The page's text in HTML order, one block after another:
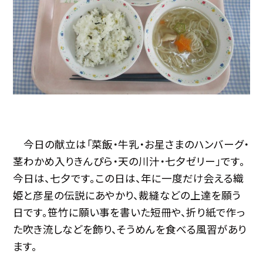
今日の献立は「菜飯・牛乳・お星さまのハンバーグ・
茎わかめ入りきんぴら・天の川汁・七夕ゼリー」です。
今日は、七夕です。この日は、年に一度だけ会える織
姫と彦星の伝説にあやかり、裁縫などの上達を願う
日です。笹竹に願い事を書いた短冊や、折り紙で作っ
た吹き流しなどを飾り、そうめんを食べる風習があり
ます。